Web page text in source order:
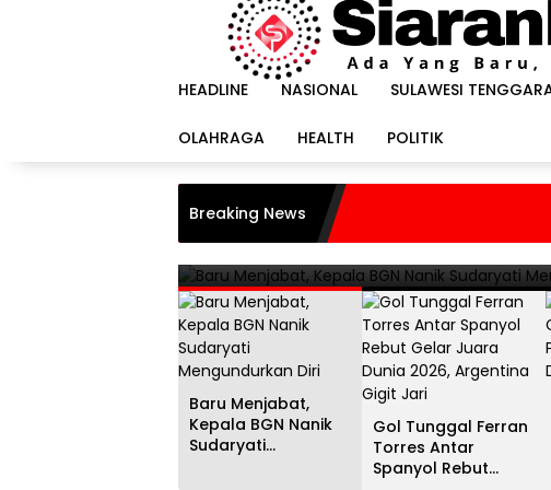
HEADLINE NASIONAL SULAWESI
OLAHRAGA HEALTH POLITIK
Breaking News
HEADLINE
Gol Tunggal Ferran Torres
Juara Dunia 2026,
Baru Menjabat,
Kepala BGN Nanik
Sudaryati
Gol Tunggal Ferran
Torres Antar
Spanyol Rebut